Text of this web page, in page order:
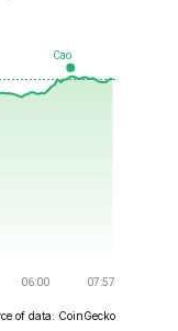
of data: CoinGecko